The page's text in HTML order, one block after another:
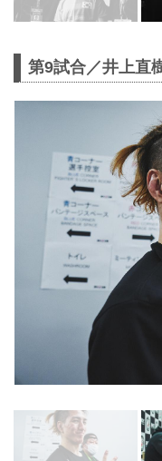
第9試合／井上直